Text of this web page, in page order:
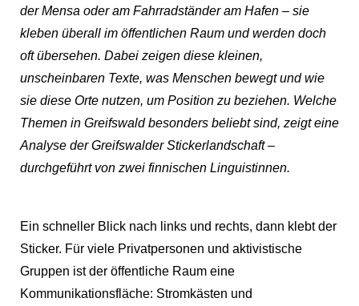
der Mensa oder am Fahrradständer am Hafen – sie
kleben überall im öffentlichen Raum und werden doch
oft übersehen. Dabei zeigen diese kleinen,
unscheinbaren Texte, was Menschen bewegt und wie
sie diese Orte nutzen, um Position zu beziehen. Welche
Themen in Greifswald besonders beliebt sind, zeigt eine
Analyse der Greifswalder Stickerlandschaft –
durchgeführt von zwei finnischen Linguistinnen.
Ein schneller Blick nach links und rechts, dann klebt der
Sticker. Für viele Privatpersonen und aktivistische
Gruppen ist der öffentliche Raum eine
Kommunikationsfläche: Stromkästen und